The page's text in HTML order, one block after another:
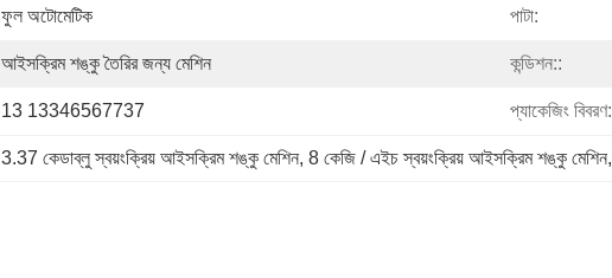
ফুল অটোমেটিক পাটা:
আইসক্রিম শঙ্কু তৈরির জন্য মেশিন কন্ডিশন::
13 13346567737 প্যাকেজিং বিবরণ:
3.37 কেডাব্লু স্বয়ংক্রিয় আইসক্রিম শঙ্কু মেশিন, 8 কেজি / এইচ স্বয়ংক্রিয় আইসক্রিম শঙ্কু মেশিন,